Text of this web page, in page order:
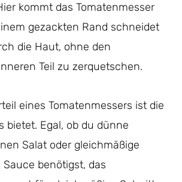
kommt das Tomatenmesser
gezackten Rand schneidet
die Haut, ohne den
Teil zu zerquetschen.
eines Tomatenmessers ist die
bietet. Egal, ob du dünne
Salat oder gleichmäßige
benötigst, das